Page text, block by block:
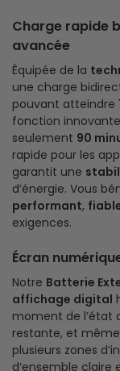
Charge rapide
avancée
Équipée de la
une charge
pouvant atteindre
fonction
seulement 90
rapide pour les
garantit une
d’énergie. Vous
performant,
exigences.
Écran
Notre Batterie
affichage digital
moment de l’état
restante, et
plusieurs zones
d’ensemble